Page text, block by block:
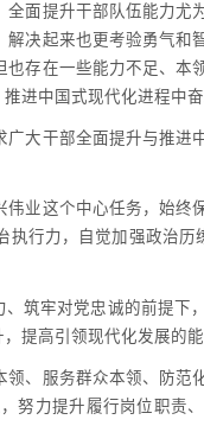
面提升干部队伍能力尤
决起来也更考验勇气和
存在一些能力不足、本
进中国式现代化进程中奋
大干部全面提升与推进
业这个中心任务，始终
行力，自觉加强政治历
筑牢对党忠诚的前提下
提高引领现代化发展的能
、服务群众本领、防范
努力提升履行岗位职责